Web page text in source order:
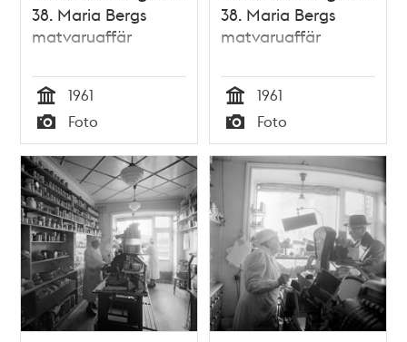
38. Maria Bergs
matvaruaffär
Tid
1961
Typ
Foto
38. Maria Bergs
matvaruaffär
Tid
1961
Typ
Foto